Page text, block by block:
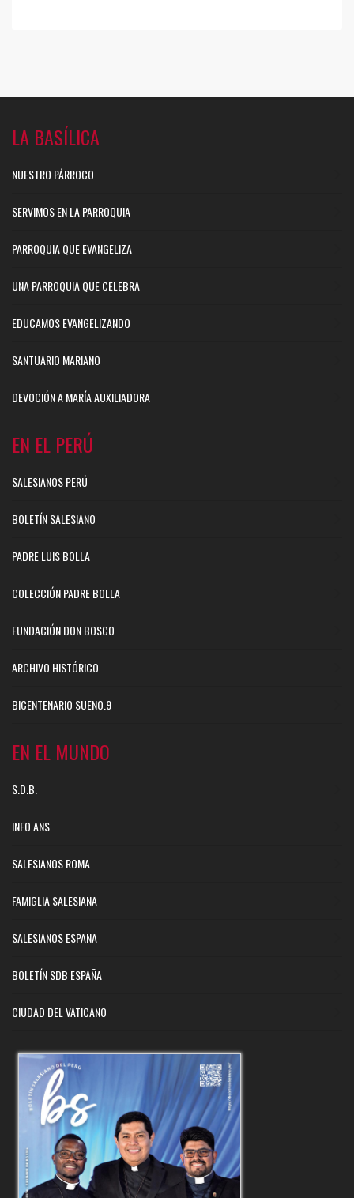
LA BASÍLICA
NUESTRO PÁRROCO
SERVIMOS EN LA PARROQUIA
PARROQUIA QUE EVANGELIZA
UNA PARROQUIA QUE CELEBRA
EDUCAMOS EVANGELIZANDO
SANTUARIO MARIANO
DEVOCIÓN A MARÍA AUXILIADORA
EN EL PERÚ
SALESIANOS PERÚ
BOLETÍN SALESIANO
PADRE LUIS BOLLA
COLECCIÓN PADRE BOLLA
FUNDACIÓN DON BOSCO
ARCHIVO HISTÓRICO
BICENTENARIO SUEÑO.9
EN EL MUNDO
S.D.B.
INFO ANS
SALESIANOS ROMA
FAMIGLIA SALESIANA
SALESIANOS ESPAÑA
BOLETÍN SDB ESPAÑA
CIUDAD DEL VATICANO